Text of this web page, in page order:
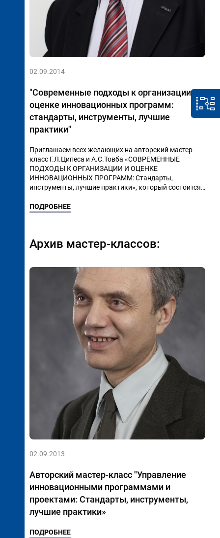
02.09.2014
"Современные подходы к организации и
оценке инновационных программ:
стандарты, инструменты, лучшие
практики"
Приглашаем всех желающих на авторский мастер-
класс Г.Л.Ципеса и А.С.Товба «СОВРЕМЕННЫЕ
ПОДХОДЫ К ОРГАНИЗАЦИИ И ОЦЕНКЕ
ИННОВАЦИОННЫХ ПРОГРАММ: Стандарты,
инструменты, лучшие практики», который состоится
ПОДРОБНЕЕ
Архив мастер-классов:
02.09.2013
Авторский мастер-класс "Управление
инновационными программами и
проектами: Стандарты, инструменты,
лучшие практики»
ПОДРОБНЕЕ